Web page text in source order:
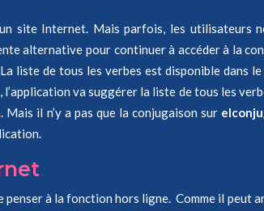
site Internet. Mais parfois, les utilisateurs
alternative pour continuer à accéder à la
liste de tous les verbes est disponible
va suggérer la liste de tous les
il n’y a pas que la conjugaison sur
à la fonction hors ligne. Comme il peut